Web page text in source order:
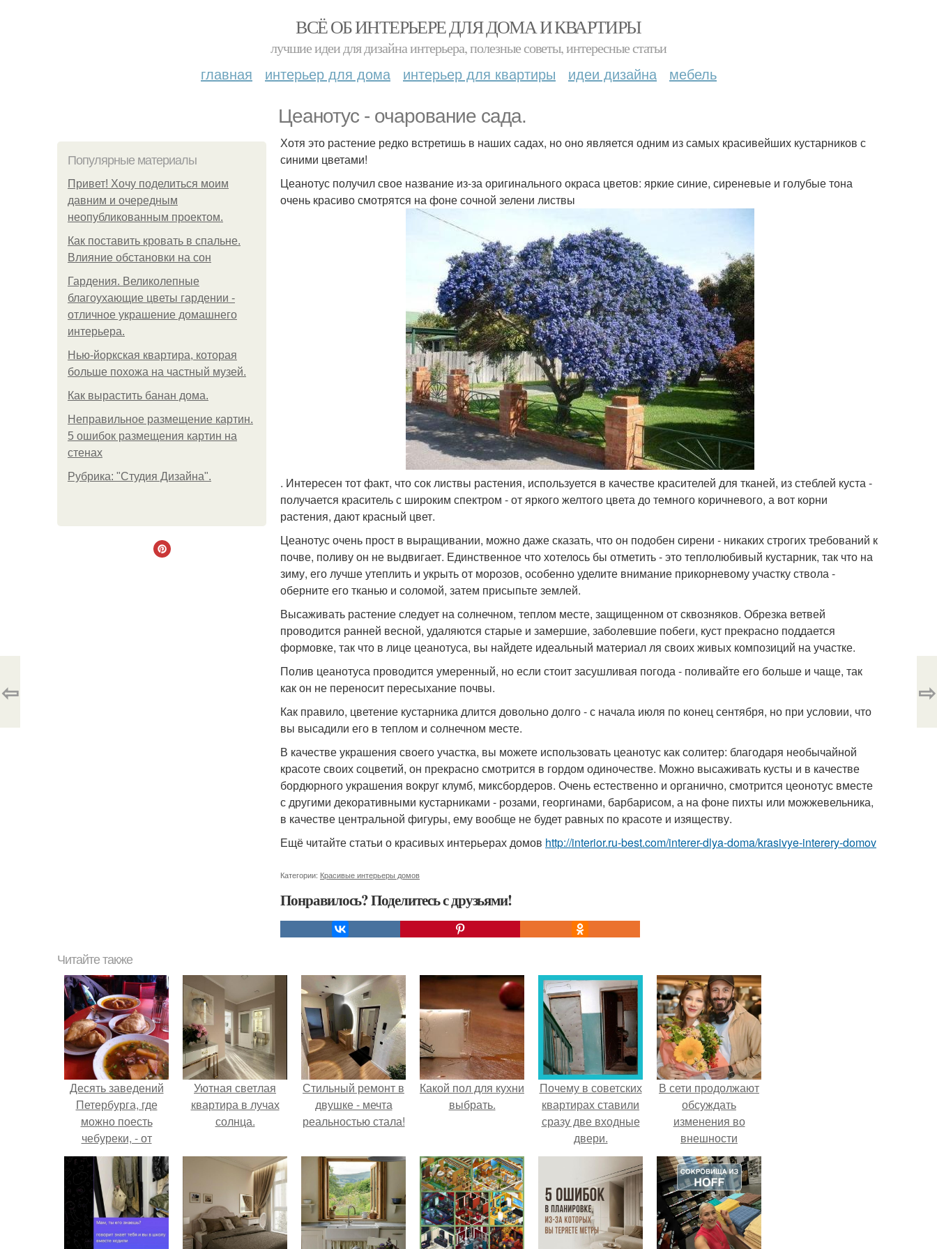
ВСЁ ОБ ИНТЕРЬЕРЕ ДЛЯ ДОМА И КВАРТИРЫ
лучшие идеи для дизайна интерьера, полезные советы, интересные статьи
главная интерьер для дома интерьер для квартиры идеи дизайна мебель
Цеанотус - очарование сада.
Популярные материалы
Привет! Хочу поделиться моим
давним и очередным
неопубликованным проектом.
Как поставить кровать в спальне.
Влияние обстановки на сон
Гардения. Великолепные
благоухающие цветы гардении -
отличное украшение домашнего
интерьера.
Нью-йоркская квартира, которая
больше похожа на частный музей.
Как вырастить банан дома.
Неправильное размещение картин.
5 ошибок размещения картин на
стенах
Рубрика: "Студия Дизайна".
Хотя это растение редко встретишь в наших садах, но оно является одним из самых красивейших кустарников с
синими цветами!
Цеанотус получил свое название из-за оригинального окраса цветов: яркие синие, сиреневые и голубые тона
очень красиво смотрятся на фоне сочной зелени листвы
. Интересен тот факт, что сок листвы растения, используется в качестве красителей для тканей, из стеблей куста -
получается краситель с широким спектром - от яркого желтого цвета до темного коричневого, а вот корни
растения, дают красный цвет.
Цеанотус очень прост в выращивании, можно даже сказать, что он подобен сирени - никаких строгих требований к
почве, поливу он не выдвигает. Единственное что хотелось бы отметить - это теплолюбивый кустарник, так что на
зиму, его лучше утеплить и укрыть от морозов, особенно уделите внимание прикорневому участку ствола -
оберните его тканью и соломой, затем присыпьте землей.
Высаживать растение следует на солнечном, теплом месте, защищенном от сквозняков. Обрезка ветвей
проводится ранней весной, удаляются старые и замершие, заболевшие побеги, куст прекрасно поддается
формовке, так что в лице цеанотуса, вы найдете идеальный материал ля своих живых композиций на участке.
Полив цеанотуса проводится умеренный, но если стоит засушливая погода - поливайте его больше и чаще, так
как он не переносит пересыхание почвы.
Как правило, цветение кустарника длится довольно долго - с начала июля по конец сентября, но при условии, что
вы высадили его в теплом и солнечном месте.
В качестве украшения своего участка, вы можете использовать цеанотус как солитер: благодаря необычайной
красоте своих соцветий, он прекрасно смотрится в гордом одиночестве. Можно высаживать кусты и в качестве
бордюрного украшения вокруг клумб, миксбордеров. Очень естественно и органично, смотрится цеонотус вместе
с другими декоративными кустарниками - розами, георгинами, барбарисом, а на фоне пихты или можжевельника,
в качестве центральной фигуры, ему вообще не будет равных по красоте и изяществу.
Ещё читайте статьи о красивых интерьерах домов http://interior.ru-best.com/interer-dlya-doma/krasivye-interery-domov
Категории: Красивые интерьеры домов
Понравилось? Поделитесь с друзьями!
⇦ ⇨
Читайте также
Десять заведений
Петербурга, где
можно поесть
чебуреки, - от
советской
забегаловки до
вегетарианского
кафе.
Уютная светлая
квартира в лучах
солнца.
Стильный ремонт в
двушке - мечта
реальностью стала!
Какой пол для кухни
выбрать.
Почему в советских
квартирах ставили
сразу две входные
двери.
В сети продолжают
обсуждать
изменения во
внешности
актрисы.